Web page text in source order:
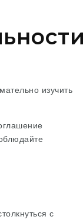
изучить
с